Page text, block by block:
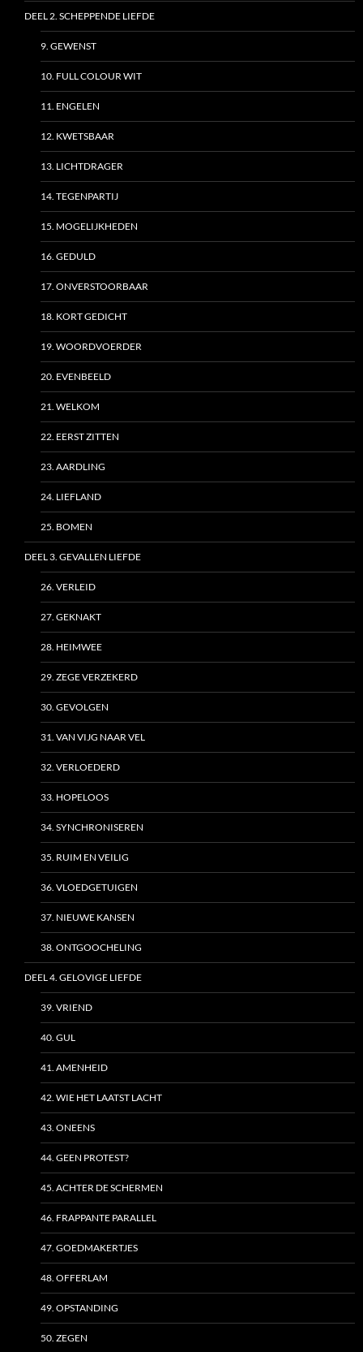
DEEL 2. SCHEPPENDE LIEFDE
9. GEWENST
10. FULL COLOUR WIT
11. ENGELEN
12. KWETSBAAR
13. LICHTDRAGER
14. TEGENPARTIJ
15. MOGELIJKHEDEN
16. GEDULD
17. ONVERSTOORBAAR
18. KORT GEDICHT
19. WOORDVOERDER
20. EVENBEELD
21. WELKOM
22. EERST ZITTEN
23. AARDLING
24. LIEFLAND
25. BOMEN
DEEL 3. GEVALLEN LIEFDE
26. VERLEID
27. GEKNAKT
28. HEIMWEE
29. ZEGE VERZEKERD
30. GEVOLGEN
31. VAN VIJG NAAR VEL
32. VERLOEDERD
33. HOPELOOS
34. SYNCHRONISEREN
35. RUIM EN VEILIG
36. VLOEDGETUIGEN
37. NIEUWE KANSEN
38. ONTGOOCHELING
DEEL 4. GELOVIGE LIEFDE
39. VRIEND
40. GUL
41. AMENHEID
42. WIE HET LAATST LACHT
43. ONEENS
44. GEEN PROTEST?
45. ACHTER DE SCHERMEN
46. FRAPPANTE PARALLEL
47. GOEDMAKERTJES
48. OFFERLAM
49. OPSTANDING
50. ZEGEN